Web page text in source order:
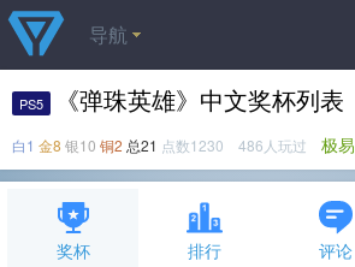
导航
PS5 《弹珠英雄》中文奖杯列表
白1 金8 银10 铜2 总21 点数1230 486人玩过 极易
奖杯 排行 评论